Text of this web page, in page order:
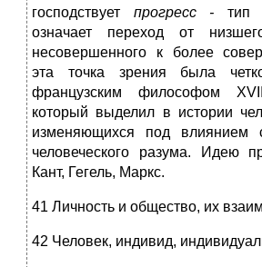
господствует прогресс - тип
означает переход от
несовершенного к бо­лее
эта точка зрения была
французским философом
который выделил в истории
изменяющихся под влиянием
человеческого разума. Идею
Кант, Гегель, Маркс.
41 Личность и общество, их
42 Человек, индивид,